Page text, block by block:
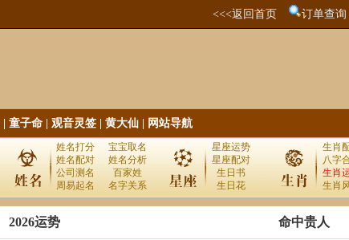
<<<返回首页 订单查询
童子命 观音灵签 黄大仙 网站导航
姓名打分
宝宝取名
姓名配对
姓名分析
公司测名
百家姓
周易起名
名字关系
星座运势
星座配对
生日书
生日花
生肖
八字
生肖
生肖
2026运势 命中贵人